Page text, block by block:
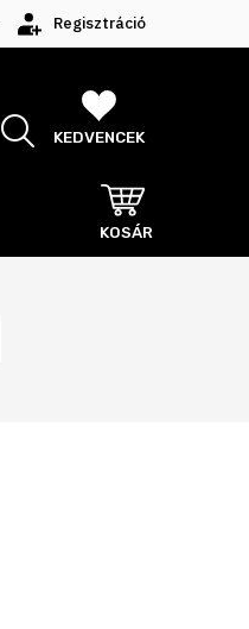
Regisztráció
KEDVENCEK
KOSÁR